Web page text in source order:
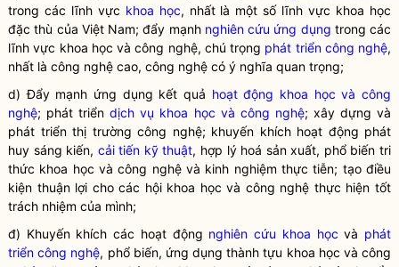
trong các lĩnh vực khoa học, nhất là một số lĩnh vực khoa học
đặc thù của Việt Nam; đẩy mạnh nghiên cứu ứng dụng trong các
lĩnh vực khoa học và công nghệ, chú trọng phát triển công nghệ,
nhất là công nghệ cao, công nghệ có ý nghĩa quan trọng;
d) Đẩy mạnh ứng dụng kết quả hoạt động khoa học và công
nghệ; phát triểndịch vụ khoa học và công nghệ; xây dựng và
phát triển thị trường công nghệ; khuyến khích hoạt động phát
huy sáng kiến, cải tiến kỹ thuật, hợp lý hoá sản xuất, phổ biến tri
thức khoa học và công nghệ và kinh nghiệm thực tiễn; tạo điều
kiện thuận lợi cho các hội khoa học và công nghệ thực hiện tốt
trách nhiệm của mình;
đ) Khuyến khích các hoạt động nghiên cứu khoa học và phát
triển công nghệ, phổ biến, ứng dụng thành tựu khoa học và công